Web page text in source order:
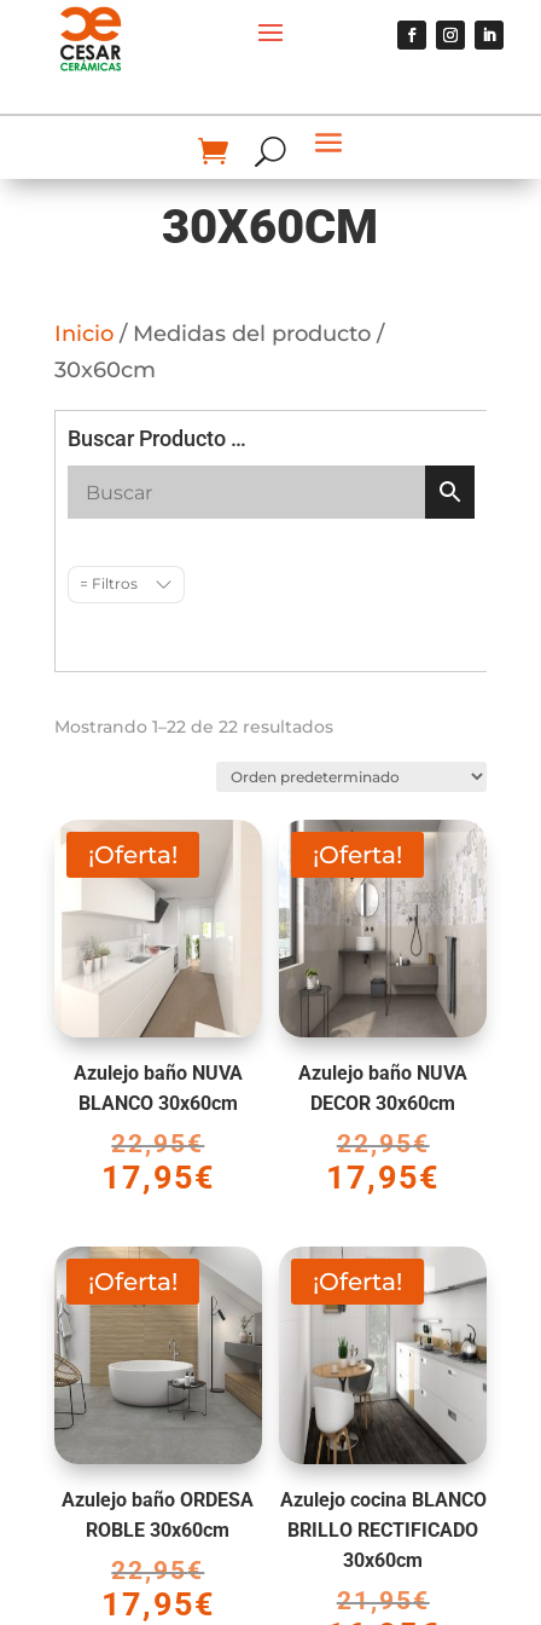
30X60CM
Inicio/ Medidas del producto /
30x60cm
Buscar Producto …
= Filtros
Mostrando 1–22 de 22 resultados
¡Oferta!
Azulejo baño NUVA
BLANCO 30x60cm
22,95€El
precio
22,95€.
17,95€
es:
17,95€.
¡Oferta!
Azulejo baño NUVA
DECOR 30x60cm
22,95€El
precio
22,95€.
17,95€
17,95€.
¡Oferta!
Azulejo baño ORDESA
ROBLE 30x60cm
22,95€El
precio
17,95€
¡Oferta!
Azulejo cocina BLANCO
BRILLO RECTIFICADO
30x60cm
21,95€El